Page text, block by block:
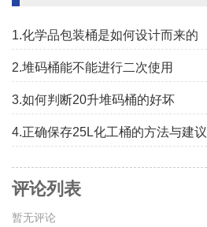
1.化学品包装桶是如何设计而来的
2.堆码桶能不能进行二次使用
3.如何判断20升堆码桶的好坏
4.正确保存25L化工桶的方法与建议
评论列表
暂无评论